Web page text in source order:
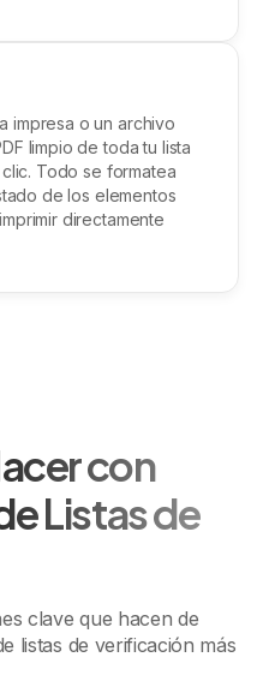
impresa o un archivo
limpio de toda tu lista
Todo se formatea
de los elementos
directamente
con
Listas de
clave que hacen de
listas de verificación más